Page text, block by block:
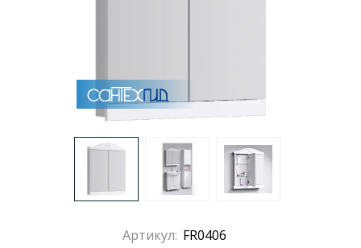
Аксессуары для ванных комнат
Душевые поддоны
Артикул: FR0406